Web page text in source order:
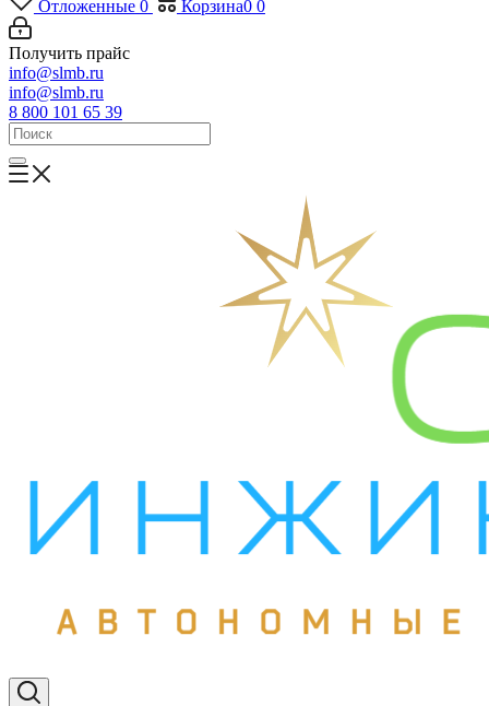
Отложенные 0 Корзина0 0
Получить прайс
info@slmb.ru
info@slmb.ru
8 800 101 65 39